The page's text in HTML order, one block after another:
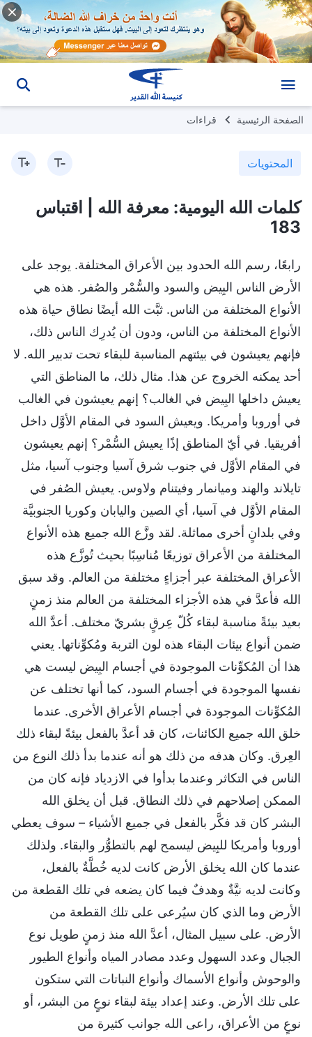
الصفحة الرئيسية قراءات
المحتويات
كلمات الله اليومية: معرفة الله | اقتباس
183
رابعًا، رسم الله الحدود بين الأعراق المختلفة. يوجد على
الأرض الناس البِيض والسود والسُّمْر والصُفر. هذه هي
الأنواع المختلفة من الناس. ثبَّت الله أيضًا نطاق حياة هذه
الأنواع المختلفة من الناس، ودون أن يُدرِك الناس ذلك،
فإنهم يعيشون في بيئتهم المناسبة للبقاء تحت تدبير الله. لا
أحد يمكنه الخروج عن هذا. مثال ذلك، ما المناطق التي
يعيش داخلها البِيض في الغالب؟ إنهم يعيشون في الغالب
في أوروبا وأمريكا. ويعيش السود في المقام الأوَّل داخل
أفريقيا. في أيّ المناطق إذًا يعيش السُّمْر؟ إنهم يعيشون
في المقام الأوَّل في جنوب شرق آسيا وجنوب آسيا، مثل
تايلاند والهند وميانمار وفيتنام ولاوس. يعيش الصُفر في
المقام الأوَّل في آسيا، أي الصين واليابان وكوريا الجنوبيَّة
وفي بلدانٍ أخرى مماثلة. لقد وزَّع الله جميع هذه الأنواع
المختلفة من الأعراق توزيعًا مُناسِبًا بحيث تُوزَّع هذه
الأعراق المختلفة عبر أجزاءٍ مختلفة من العالم. وقد سبق
الله فأعدَّ في هذه الأجزاء المختلفة من العالم منذ زمنٍ
بعيد بيئةً مناسبة لبقاء كُلّ عِرقٍ بشريّ مختلف. أعدَّ الله
ضمن أنواع بيئات البقاء هذه لون التربة ومُكوِّناتها. يعني
هذا أن المُكوِّنات الموجودة في أجسام البِيض ليست هي
نفسها الموجودة في أجسام السود، كما أنها تختلف عن
المُكوِّنات الموجودة في أجسام الأعراق الأخرى. عندما
خلق الله جميع الكائنات، كان قد أعدَّ بالفعل بيئةً لبقاء ذلك
العِرق. وكان هدفه من ذلك هو أنه عندما بدأ ذلك النوع من
الناس في التكاثر وعندما بدأوا في الازدياد فإنه كان من
الممكن إصلاحهم في ذلك النطاق. قبل أن يخلق الله
البشر كان قد فكَّر بالفعل في جميع الأشياء – سوف يعطي
أوروبا وأمريكا للبِيض ليسمح لهم بالتطوُّر والبقاء. ولذلك
عندما كان الله يخلق الأرض كانت لديه خُطَّةٌ بالفعل،
وكانت لديه نيَّةٌ وهدفٌ فيما كان يضعه في تلك القطعة من
الأرض وما الذي كان سيُرعى على تلك القطعة من
الأرض. على سبيل المثال، أعدَّ الله منذ زمنٍ طويل نوع
الجبال وعدد السهول وعدد مصادر المياه وأنواع الطيور
والوحوش وأنواع الأسماك وأنواع النباتات التي ستكون
على تلك الأرض. وعند إعداد بيئة لبقاء نوعٍ من البشر، أو
نوعٍ من الأعراق، راعى الله جوانب كثيرة من